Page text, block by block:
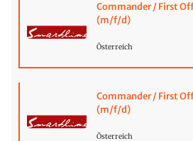
Commander / First
(m/f/d)
Österreich
Commander / First
(m/f/d)
Österreich